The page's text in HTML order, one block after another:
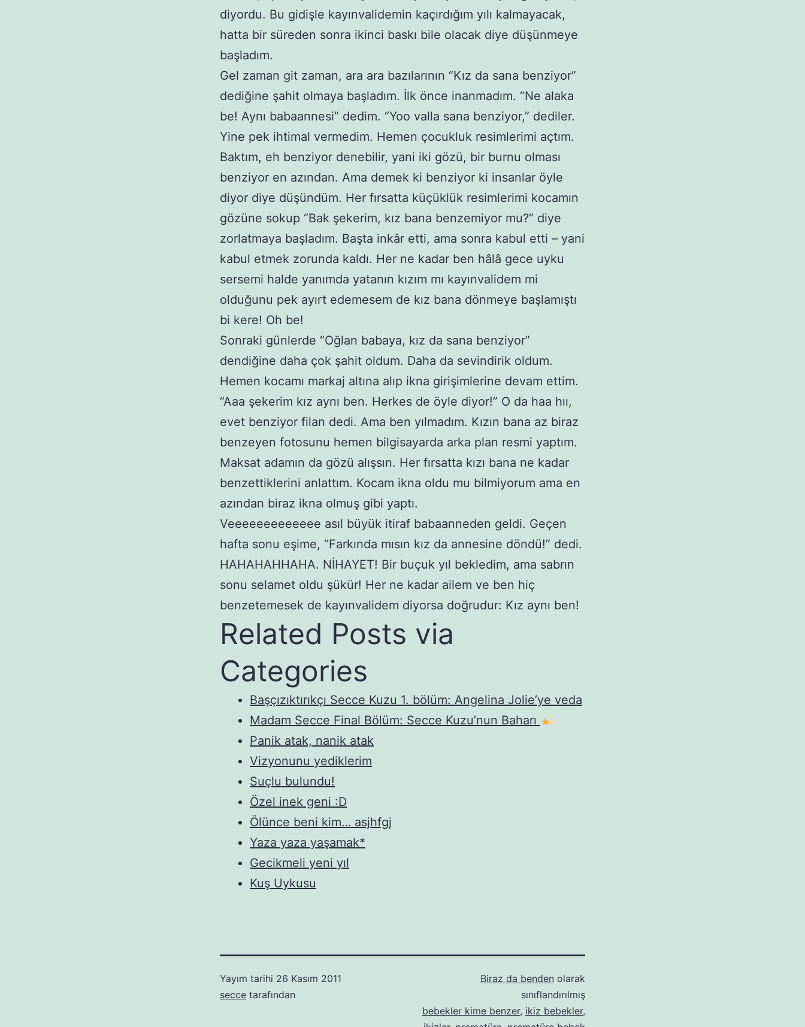
diyordu. Bu gidişle kayınvalidemin kaçırdığım yılı kalmayacak,
hatta bir süreden sonra ikinci baskı bile olacak diye düşünmeye
başladım.
Gel zaman git zaman, ara ara bazılarının “Kız da sana benziyor”
dediğine şahit olmaya başladım. İlk önce inanmadım. “Ne alaka
be! Aynı babaannesi” dedim. “Yoo valla sana benziyor,” dediler.
Yine pek ihtimal vermedim. Hemen çocukluk resimlerimi açtım.
Baktım, eh benziyor denebilir, yani iki gözü, bir burnu olması
benziyor en azından. Ama demek ki benziyor ki insanlar öyle
diyor diye düşündüm. Her fırsatta küçüklük resimlerimi kocamın
gözüne sokup “Bak şekerim, kız bana benzemiyor mu?” diye
zorlatmaya başladım. Başta inkâr etti, ama sonra kabul etti – yani
kabul etmek zorunda kaldı. Her ne kadar ben hâlâ gece uyku
sersemi halde yanımda yatanın kızım mı kayınvalidem mi
olduğunu pek ayırt edemesem de kız bana dönmeye başlamıştı
bi kere! Oh be!
Sonraki günlerde “Oğlan babaya, kız da sana benziyor”
dendiğine daha çok şahit oldum. Daha da sevindirik oldum.
Hemen kocamı markaj altına alıp ikna girişimlerine devam ettim.
“Aaa şekerim kız aynı ben. Herkes de öyle diyor!” O da haa hıı,
evet benziyor filan dedi. Ama ben yılmadım. Kızın bana az biraz
benzeyen fotosunu hemen bilgisayarda arka plan resmi yaptım.
Maksat adamın da gözü alışsın. Her fırsatta kızı bana ne kadar
benzettiklerini anlattım. Kocam ikna oldu mu bilmiyorum ama en
azından biraz ikna olmuş gibi yaptı.
Veeeeeeeeeeeee asıl büyük itiraf babaanneden geldi. Geçen
hafta sonu eşime, “Farkında mısın kız da annesine döndü!” dedi.
HAHAHAHHAHA. NİHAYET! Bir buçuk yıl bekledim, ama sabrın
sonu selamet oldu şükür! Her ne kadar ailem ve ben hiç
benzetemesek de kayınvalidem diyorsa doğrudur: Kız aynı ben!
Related Posts via
Categories
Başçızıktırıkçı Secce Kuzu 1. bölüm: Angelina Jolie’ye veda
Madam Secce Final Bölüm: Secce Kuzu’nun Baharı
Panik atak, nanik atak
Vizyonunu yediklerim
Suçlu bulundu!
Özel inek geni :D
Ölünce beni kim… asjhfgj
Yaza yaza yaşamak*
Gecikmeli yeni yıl
Kuş Uykusu
Yayım tarihi 26 Kasım 2011
secce tarafından
Biraz da benden olarak
sınıflandırılmış
bebekler kime benzer, ikiz bebekler,